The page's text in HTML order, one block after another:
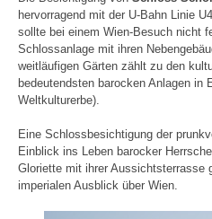
hervorragend mit der U-Bahn Linie
sollte bei einem Wien-Besuch nicht
Schlossanlage mit ihren
weitläufigen Gärten zählt zu den
bedeutendsten barocken Anlagen in
Weltkulturerbe).
Eine Schlossbesichtigung der
Einblick ins Leben barocker
Gloriette mit ihrer Aussichtsterrasse
imperialen Ausblick über Wien.